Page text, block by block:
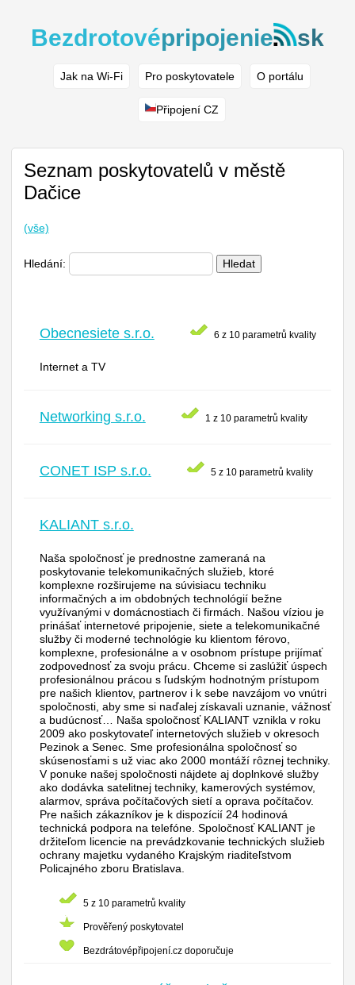
Bezdrotovépripojenie sk
Jak na Wi-Fi Pro poskytovatele O portálu
Připojení CZ
Seznam poskytovatelů v městě
Dačice
(vše)
Hledání: Hledat
Obecnesiete s.r.o.
Internet a TV
6 z 10 parametrů kvality
Networking s.r.o. 1 z 10 parametrů kvality
CONET ISP s.r.o. 5 z 10 parametrů kvality
KALIANT s.r.o.
Naša spoločnosť je prednostne zameraná na
poskytovanie telekomunikačných služieb, ktoré
komplexne rozširujeme na súvisiacu techniku
informačných a im obdobných technológií bežne
využívanými v domácnostiach či firmách. Našou víziou je
prinášať internetové pripojenie, siete a telekomunikačné
služby či moderné technológie ku klientom férovo,
komplexne, profesionálne a v osobnom prístupe prijímať
zodpovednosť za svoju prácu. Chceme si zaslúžiť úspech
profesionálnou prácou s ľudským hodnotným prístupom
pre našich klientov, partnerov i k sebe navzájom vo vnútri
spoločnosti, aby sme si naďalej získavali uznanie, vážnosť
a budúcnosť… Naša spoločnosť KALIANT vznikla v roku
2009 ako poskytovateľ internetových služieb v okresoch
Pezinok a Senec. Sme profesionálna spoločnosť so
skúsenosťami s už viac ako 2000 montáží rôznej techniky.
V ponuke našej spoločnosti nájdete aj doplnkové služby
ako dodávka satelitnej techniky, kamerových systémov,
alarmov, správa počítačových sietí a oprava počítačov.
Pre našich zákazníkov je k dispozícií 24 hodinová
technická podpora na telefóne. Spoločnosť KALIANT je
držiteľom licencie na prevádzkovanie technických služieb
ochrany majetku vydaného Krajským riaditeľstvom
Policajného zboru Bratislava.
5 z 10 parametrů kvality
Prověřený poskytovatel
Bezdrátovépřipojení.cz doporučuje